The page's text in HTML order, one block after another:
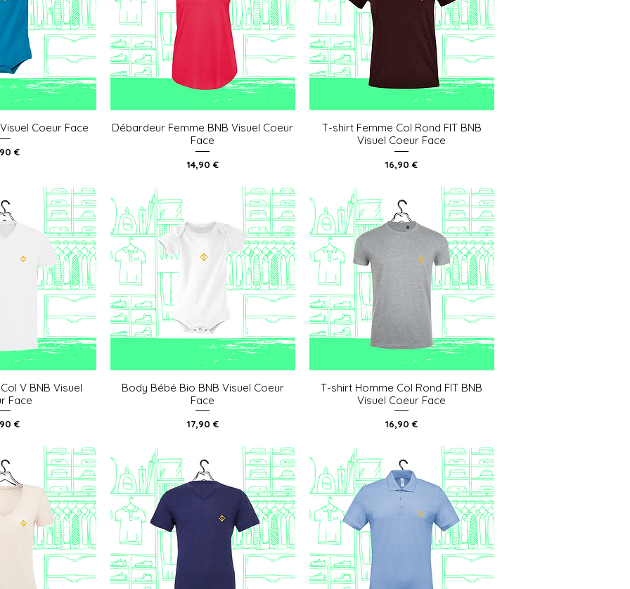
rapideCoeur Face
€
Aperçu rapide
Débardeur Femme BNB Visuel Coeur
Face
Prix
14,90 €
Aperçu rapide
T-shirt Femme Col Rond FIT BNB
Visuel Coeur Face
Prix
16,90 €
rapide
V BNB Visuel
Face
€
Aperçu rapide
Body Bébé Bio BNB Visuel Coeur
Face
Prix
17,90 €
Aperçu rapide
T-shirt Homme Col Rond FIT BNB
Visuel Coeur Face
Prix
16,90 €